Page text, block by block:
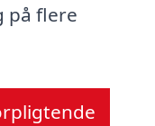
på flere